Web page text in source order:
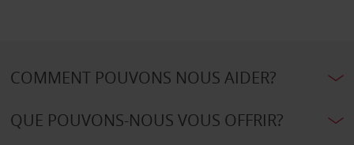
COMMENT POUVONS NOUS AIDER?
QUE POUVONS-NOUS VOUS OFFRIR?